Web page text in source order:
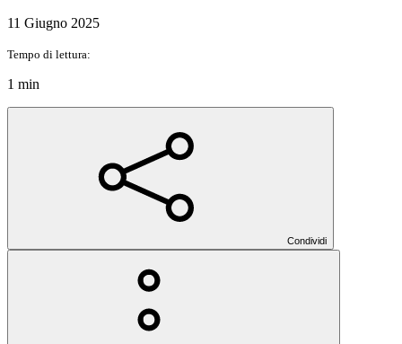
11 Giugno 2025
Tempo di lettura:
1 min
Condividi